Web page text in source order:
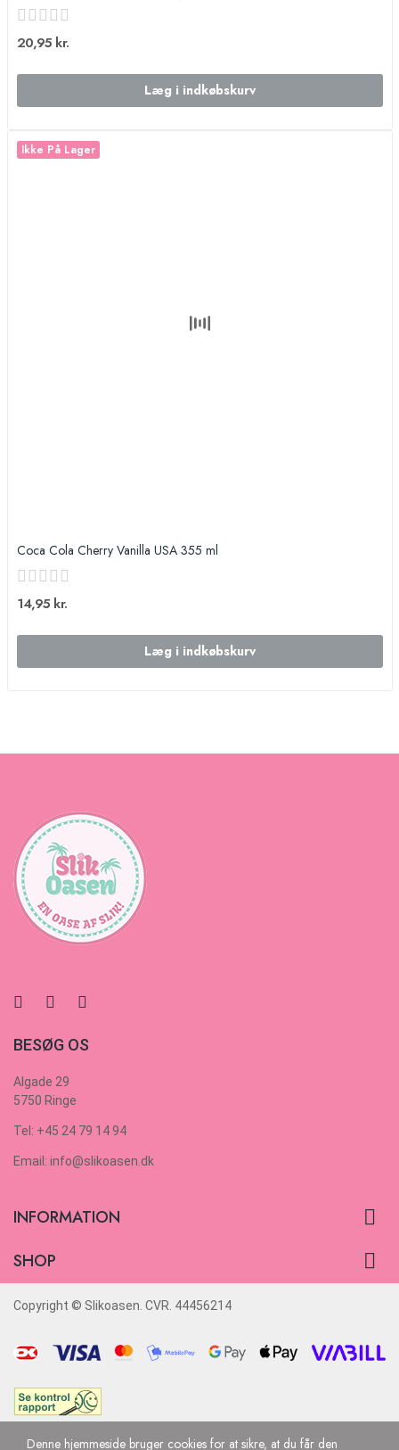
20,95 kr.
Læg i indkøbskurv
Ikke På Lager
Coca Cola Cherry Vanilla USA 355 ml
14,95 kr.
Læg i indkøbskurv
BESØG OS
Algade 29
5750 Ringe
Tel: +45 24 79 14 94
Email: info@slikoasen.dk
INFORMATION 
SHOP 
Copyright © Slikoasen. CVR. 44456214
Denne hjemmeside bruger cookies for at sikre, at du får den